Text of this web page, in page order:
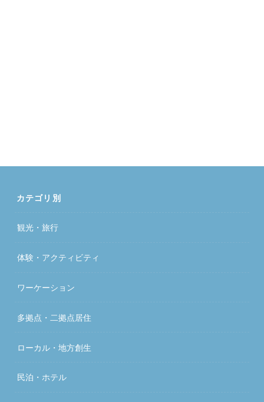
カテゴリ別
観光・旅行
体験・アクティビティ
ワーケーション
多拠点・二拠点居住
ローカル・地方創生
民泊・ホテル